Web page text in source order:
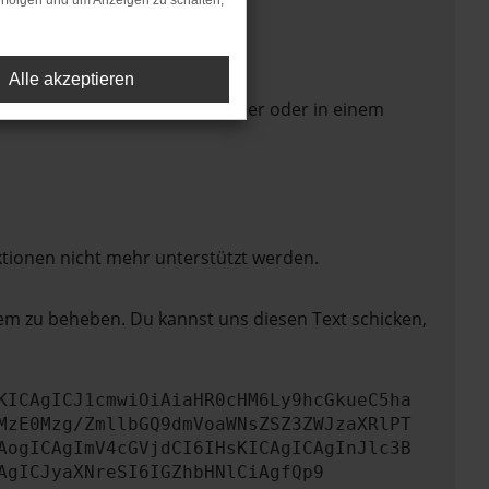
in einem anderen Browser oder in einem
nicht mehr unterstützt werden.
zu beheben. Du kannst uns diesen Text schicken,
ZmllbGQ9dmVoaWNsZSZ3ZWJzaXRlPT
Alle akzeptieren